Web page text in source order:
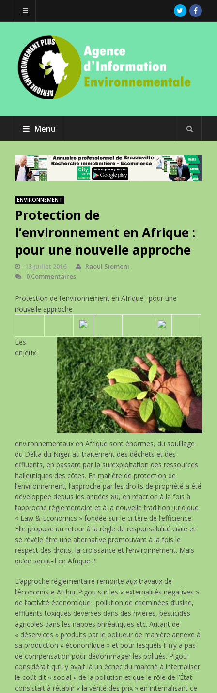
Menu
ENVIRONNEMENT
Protection de
l’environnement en Afrique :
pour une nouvelle approche
13 juillet 2016
Raoul Siemeni
0 Commentaires
Protection de l’environnement en Afrique : pour une
nouvelle approche
Les
enjeux
environnementaux en Afrique sont énormes, du souillage
du Delta du Niger au traitement des déchets et des
effluents, en passant par la surexploitation des ressources
halieutiques des côtes. En matière de protection de
l’environnement, l’approche par les droits de propriété a été
développée depuis les années 80, en réaction à la fois à
l’approche réglementaire et à la nouvelle tradition juridique
« Law & Economics » fondée sur le critère de l’efficience.
Elle propose un retour à la règle de responsabilité civile et
se révèle être une alternative promouvant à la fois le
respect des droits, la croissance et l’environnement. Mais
qu’en serait-il en Afrique ?
L’approche réglementaire remonte aux travaux de
l’économiste Arthur Pigou sur les « externalités négatives »
de l’activité économique : pollution de cheminées d’usine,
effluents toxiques déversés dans des rivières, pesticides
agricoles dans les nappes phréatiques etc. Autant de
« déservices » produits par le pollueur de manière annexe à
sa production « économique » et pour lesquels il n’y a pas
de compensation pour dédommager les pollués. Pigou
considérait qu’il y avait là un échec du marché à internaliser
le coût dit « social » de la pollution et que le rôle de l’État
consistait à rétablir « la vérité des prix » en internalisant ce